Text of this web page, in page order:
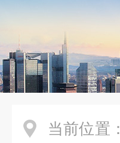
当前位置：